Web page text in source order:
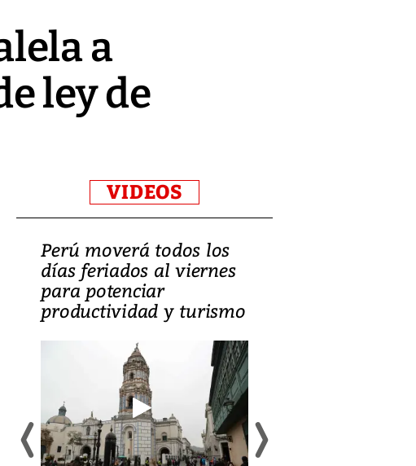
a
ley de
VIDEOS
Perú moverá todos los
días feriados al viernes
para potenciar
productividad y turismo